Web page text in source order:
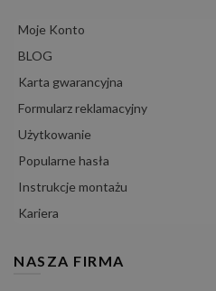
Moje Konto
BLOG
Karta gwarancyjna
Formularz reklamacyjny
Użytkowanie
Popularne hasła
Instrukcje montażu
Kariera
NASZA FIRMA